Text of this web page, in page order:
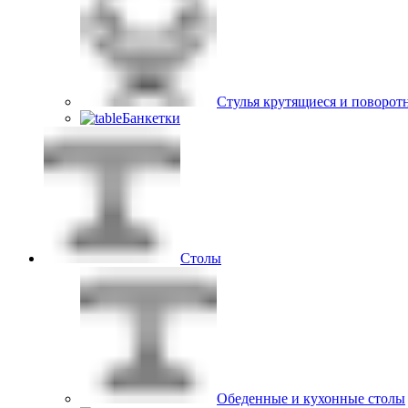
Стулья крутящиеся и
Банкетки
Столы
Обеденные и кухонные столы